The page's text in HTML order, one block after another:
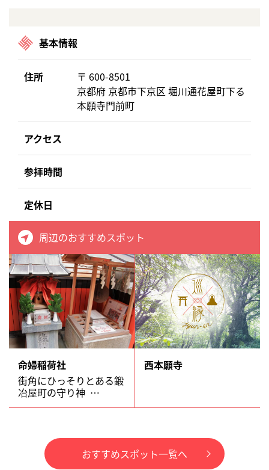
基本情報
住所
〒 600-8501
京都府 京都市下京区 堀川通花屋町下る
本願寺門前町
アクセス
参拝時間
定休日
周辺のおすすめスポット
命婦稲荷社
街角にひっそりとある鍛
冶屋町の守り神 …
西本願寺
おすすめスポット一覧へ